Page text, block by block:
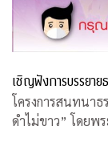
เชิญฟังการบรรยาย
โครงการสนทนาธ
ดำไม่ขาว” โดยพ